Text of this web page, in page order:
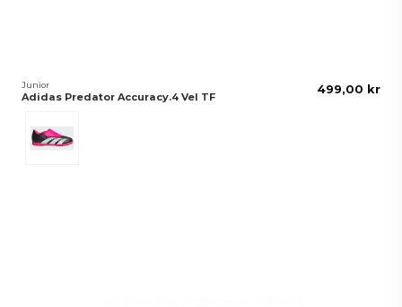
Junior
Adidas Predator Accuracy.4 Vel TF
499,00 kr